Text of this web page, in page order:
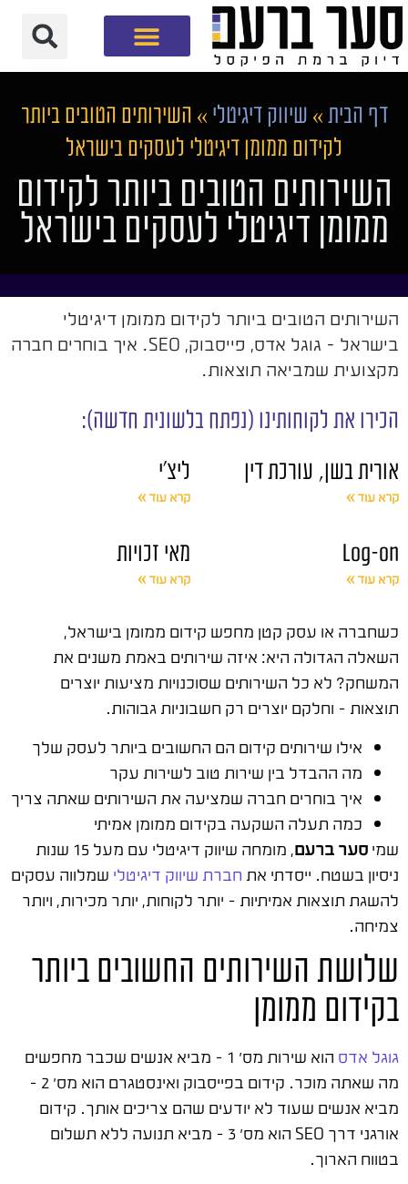
דף הבית » שיווק דיגיטלי » השירותים הטובים ביותר
לקידום ממומן דיגיטלי לעסקים בישראל
השירותים הטובים ביותר לקידום
ממומן דיגיטלי לעסקים בישראל
השירותים הטובים ביותר לקידום ממומן דיגיטלי
בישראל - גוגל אדס, פייסבוק, SEO. איך בוחרים חברה
מקצועית שמביאה תוצאות.
הכירו את לקוחותינו (נפתח בלשונית חדשה):
אורית בשן, עורכת דין
קרא עוד »
ליצ'י
קרא עוד »
Log-on
קרא עוד »
מאי זכויות
קרא עוד »
כשחברה או עסק קטן מחפש קידום ממומן בישראל,
השאלה הגדולה היא: איזה שירותים באמת משנים את
המשחק? לא כל השירותים שסוכנויות מציעות יוצרים
תוצאות – וחלקם יוצרים רק חשבוניות גבוהות.
אילו שירותים קידום הם החשובים ביותר לעסק שלך
מה ההבדל בין שירות טוב לשירות עקר
איך בוחרים חברה שמציעה את השירותים שאתה צריך
כמה תעלה השקעה בקידום ממומן אמיתי
שמיסער ברעם
, מומחה שיווק דיגיטלי עם מעל 15 שנות
ניסיון בשטח. ייסדתי את חברת שיווק דיגיטלי שמלווה עסקים
להשגת תוצאות אמיתיות – יותר לקוחות, יותר מכירות, ויותר
צמיחה.
שלושת השירותים החשובים ביותר
בקידום ממומן
גוגל אדס
הוא שירות מס' 1 – מביא אנשים שכבר מחפשים
מה שאתה מוכר. קידום בפייסבוק ואינסטגרם הוא מס' 2 –
מביא אנשים שעוד לא יודעים שהם צריכים אותך. קידום
אורגני דרך SEO הוא מס' 3 – מביא תנועה ללא תשלום
בטווח הארוך.